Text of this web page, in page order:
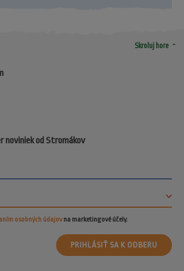
Skroluj hore arrow_drop_up
noviniek od Stromákov
osobných údajovna marketingové účely.
PRIHLÁSIŤ SA K ODBERU